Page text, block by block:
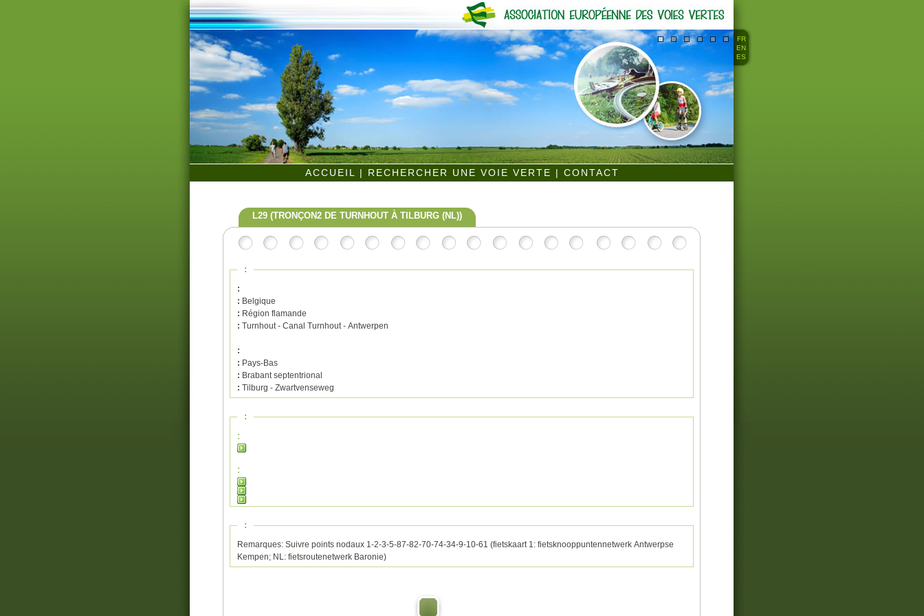
FR
EN
ES
ACCUEIL | RECHERCHER UNE VOIE VERTE | CONTACT
L29 (TRONÇON2 DE TURNHOUT À TILBURG (NL))
:
:
: Belgique
: Région flamande
: Turnhout - Canal Turnhout - Antwerpen
:
: Pays-Bas
: Brabant septentrional
: Tilburg - Zwartvenseweg
:
:
:
:
Remarques: Suivre points nodaux 1-2-3-5-87-82-70-74-34-9-10-61 (fietskaart 1: fietsknooppuntennetwerk Antwerpse
Kempen; NL: fietsroutenetwerk Baronie)